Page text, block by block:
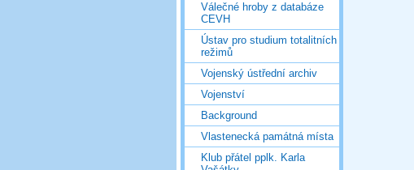
Válečné hroby z databáze
CEVH
Ústav pro studium totalitních
režimů
Vojenský ústřední archiv
Vojenství
Background
Vlastenecká památná místa
Klub přátel pplk. Karla